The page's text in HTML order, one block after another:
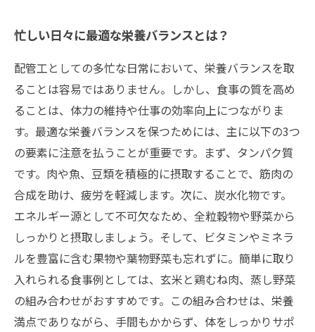
忙しい日々に最適な栄養バランスとは？
配管工としての多忙な日常において、栄養バランスを取
ることは容易ではありません。しかし、食事の質を高め
ることは、体力の維持や仕事の効率向上につながりま
す。最適な栄養バランスを保つためには、主に以下の3つ
の要素に注意を払うことが重要です。まず、タンパク質
です。肉や魚、豆類を積極的に摂取することで、筋肉の
合成を助け、疲労を軽減します。次に、炭水化物です。
エネルギー源として不可欠なため、全粒穀物や野菜から
しっかりと摂取しましょう。そして、ビタミンやミネラ
ルを豊富に含む果物や葉物野菜も忘れずに。簡単に取り
入れられる食事例としては、玄米と鶏むね肉、蒸し野菜
の組み合わせがおすすめです。この組み合わせは、栄養
満点でありながら、手間もかからず、体をしっかりサポ